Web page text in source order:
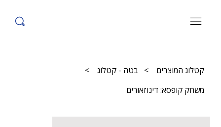
קטלוג המוצרים > בטה - קטלוג
>
משחק קופסא: דינוזאורים